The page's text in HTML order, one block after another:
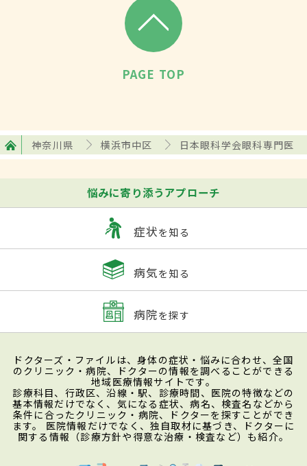
PAGE TOP
神奈川県 横浜市中区 日本眼科学会眼科専門医
悩みに寄り添うアプローチ
症状を知る
病気を知る
病院を探す
ドクターズ・ファイルは、身体の症状・悩みに合わせ、全国
のクリニック・病院、ドクターの情報を調べることができる
地域医療情報サイトです。
診療科目、行政区、沿線・駅、診療時間、医院の特徴などの
基本情報だけでなく、気になる症状、病名、検査名などから
条件に合ったクリニック・病院、ドクターを探すことができ
ます。 医院情報だけでなく、独自取材に基づき、ドクターに
関する情報（診療方針や得意な治療・検査など）も紹介。